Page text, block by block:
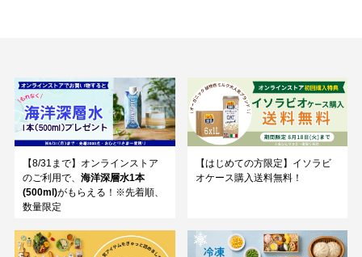
【8/31まで】オンラインストア
のご利用で、 海洋深層水1本
(500ml)がもらえる！※先着順、
数量限定
【はじめての方限定】イソラビ
オケース購入送料無料！